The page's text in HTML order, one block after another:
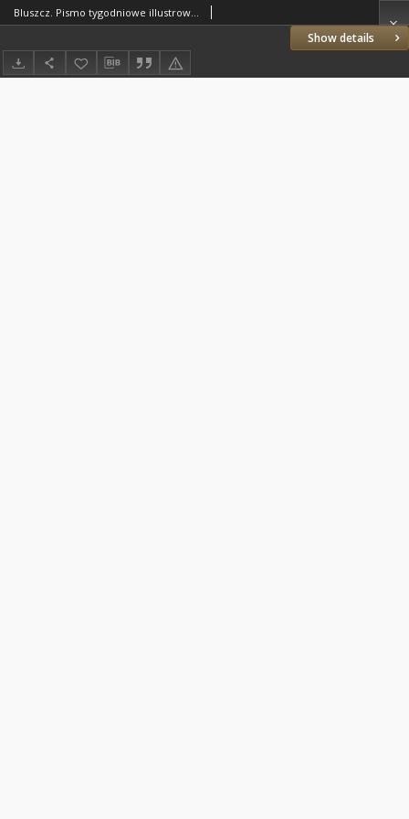
Show details
Bluszcz. Pismo tygodniowe illustrowane dla kobiet. 1884.05.09 (21) R.20 nr21